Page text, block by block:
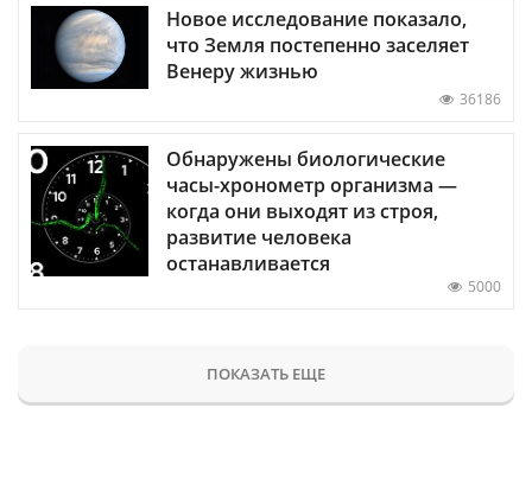
Новое исследование показало,
что Земля постепенно заселяет
Венеру жизнью
36186
Обнаружены биологические
часы-хронометр организма —
когда они выходят из строя,
развитие человека
останавливается
5000
ПОКАЗАТЬ ЕЩЕ